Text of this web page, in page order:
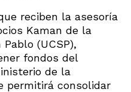
reciben la asesoría
Kaman de la
(UCSP),
fondos del
de la
permitirá consolidar